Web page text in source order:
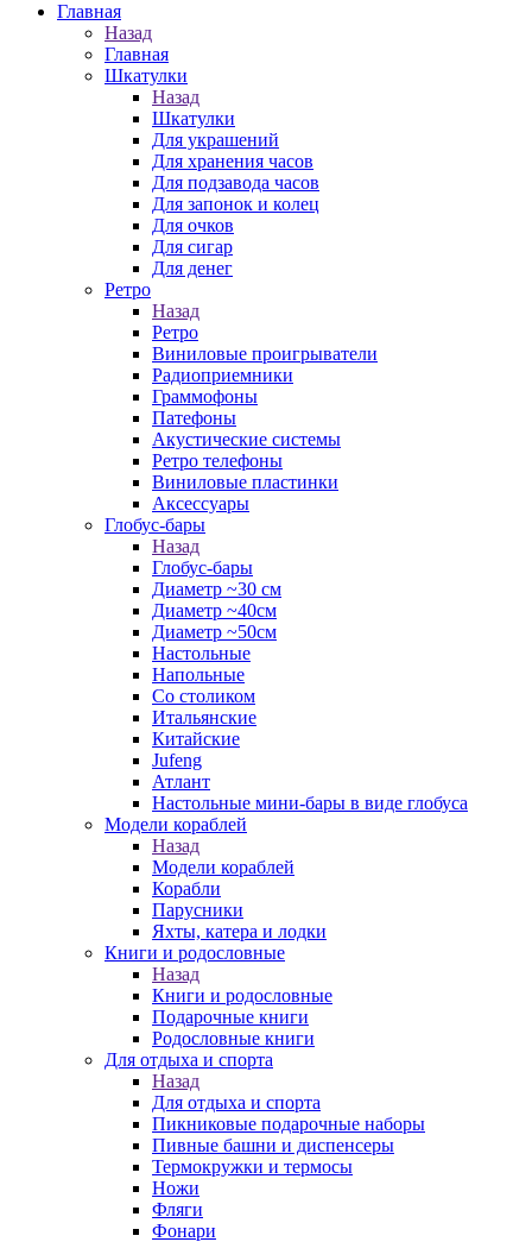
Главная
Назад
Главная
Шкатулки
Назад
Шкатулки
Для украшений
Для хранения часов
Для подзавода часов
Для запонок и колец
Для очков
Для сигар
Для денег
Ретро
Назад
Ретро
Виниловые проигрыватели
Радиоприемники
Граммофоны
Патефоны
Акустические системы
Ретро телефоны
Виниловые пластинки
Аксессуары
Глобус-бары
Назад
Глобус-бары
Диаметр ~30 см
Диаметр ~40см
Диаметр ~50см
Настольные
Напольные
Со столиком
Итальянские
Китайские
Jufeng
Атлант
Настольные мини-бары в виде глобуса
Модели кораблей
Назад
Модели кораблей
Корабли
Парусники
Яхты, катера и лодки
Книги и родословные
Назад
Книги и родословные
Подарочные книги
Родословные книги
Для отдыха и спорта
Назад
Для отдыха и спорта
Пикниковые подарочные наборы
Пивные башни и диспенсеры
Термокружки и термосы
Ножи
Фляги
Фонари